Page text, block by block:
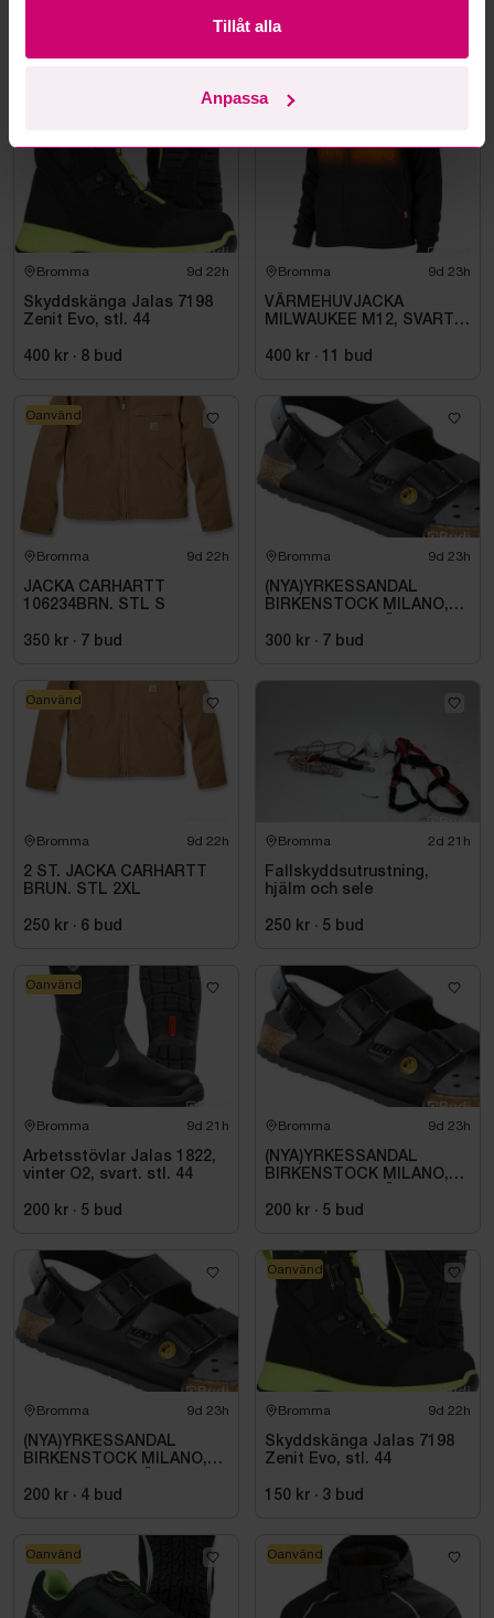
Tillåt alla
Anpassa
Mer från samma kategori
Bromma 9d 22h
Skyddskänga Jalas 7198
Zenit Evo, stl. 44
400 kr · 8 bud
Bromma 9d 23h
VÄRMEHUVJACKA
MILWAUKEE M12, SVART
400 kr · 11 bud
Bromma 9d 22h
JACKA CARHARTT
106234BRN. STL S
350 kr · 7 bud
Oanvänd
Bromma 9d 23h
(NYA)YRKESSANDAL
BIRKENSTOCK MILANO,
SVART. STL 42
300 kr · 7 bud
Bromma 9d 22h
2 ST. JACKA CARHARTT
BRUN. STL 2XL
250 kr · 6 bud
Oanvänd
Bromma 2d 21h
Fallskyddsutrustning,
hjälm och sele
250 kr · 5 bud
Bromma 9d 21h
Arbetsstövlar Jalas 1822,
vinter O2, svart. stl. 44
200 kr · 5 bud
Oanvänd
Bromma 9d 23h
(NYA)YRKESSANDAL
BIRKENSTOCK MILANO,
SVART. STL 42
200 kr · 5 bud
Bromma 9d 23h
(NYA)YRKESSANDAL
BIRKENSTOCK MILANO,
SVART. STL 42
200 kr · 4 bud
Bromma 9d 22h
Skyddskänga Jalas 7198
Zenit Evo, stl. 44
150 kr · 3 bud
Oanvänd
Oanvänd Oanvänd